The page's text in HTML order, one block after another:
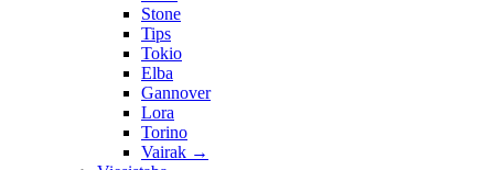
Stone
Tips
Tokio
Elba
Gannover
Lora
Torino
Vairak →